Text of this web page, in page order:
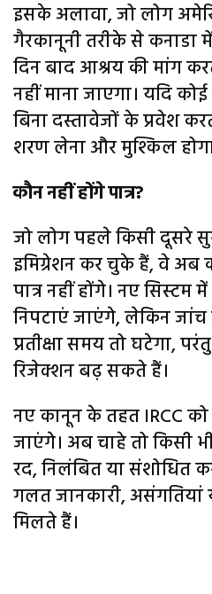
इसके अलावा, जो लोग
गैरकानूनी तरीके से कनाडा
दिन बाद आश्रय की मांग
नहीं माना जाएगा। यदि
बिना दस्तावेजों के प्रवेश
शरण लेना और मुश्किल
कौन नहीं होंगे पात्र?
जो लोग पहले किसी दूसरे
इमिग्रेशन कर चुके हैं, वे
पात्र नहीं होंगे। नए
निपटाएं जाएंगे, लेकिन जांच
प्रतीक्षा समय तो घटेगा,
रिजेक्शन बढ़ सकते हैं।
नए कानून के तहत IRCC
जाएंगे। अब चाहे तो किसी
रद, निलंबित या संशोधित
गलत जानकारी, असंगतियां
मिलते हैं।